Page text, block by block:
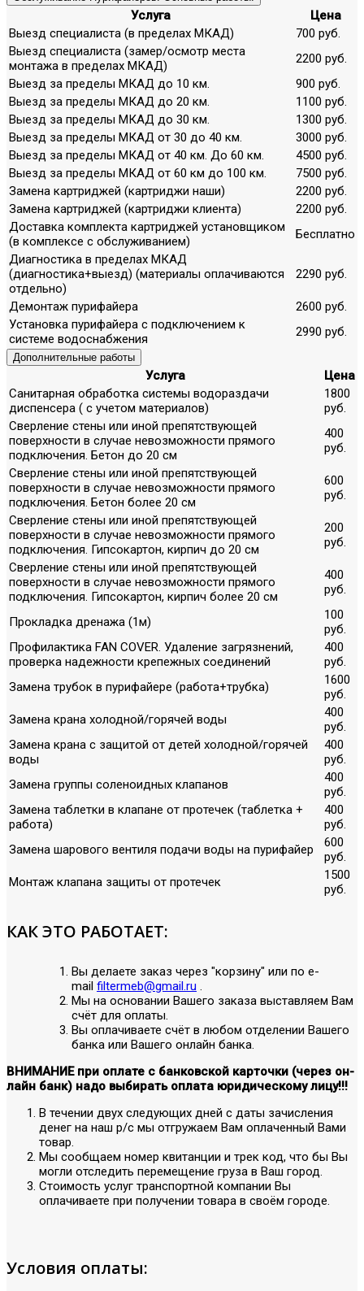
Услуга
Цена
Выезд специалиста (в пределах МКАД)
700 руб.
Выезд специалиста (замер/осмотр места
монтажа в пределах МКАД)
2200 руб.
Выезд за пределы МКАД до 10 км.
900 руб.
Выезд за пределы МКАД до 20 км.
1100 руб.
Выезд за пределы МКАД до 30 км.
1300 руб.
Выезд за пределы МКАД от 30 до 40 км.
3000 руб.
Выезд за пределы МКАД от 40 км. До 60 км.
4500 руб.
Выезд за пределы МКАД от 60 км до 100 км.
7500 руб.
Замена картриджей (картриджи наши)
2200 руб.
Замена картриджей (картриджи клиента)
2200 руб.
Доставка комплекта картриджей установщиком
(в комплексе с обслуживанием)
Бесплатно
Диагностика в пределах МКАД
(диагностика+выезд) (материалы оплачиваются
отдельно)
2290 руб.
Демонтаж пурифайера
2600 руб.
Установка пурифайера с подключением к
системе водоснабжения
2990 руб.
Дополнительные работы
Услуга
Цена
Санитарная обработка системы водораздачи
диспенсера ( с учетом материалов)
1800
руб.
Сверление стены или иной препятствующей
поверхности в случае невозможности прямого
подключения. Бетон до 20 см
400
руб.
Сверление стены или иной препятствующей
поверхности в случае невозможности прямого
подключения. Бетон более 20 см
600
руб.
Сверление стены или иной препятствующей
поверхности в случае невозможности прямого
подключения. Гипсокартон, кирпич до 20 см
200
руб.
Сверление стены или иной препятствующей
поверхности в случае невозможности прямого
подключения. Гипсокартон, кирпич более 20 см
400
руб.
Прокладка дренажа (1м)
100
руб.
Профилактика FAN COVER. Удаление загрязнений,
проверка надежности крепежных соединений
400
руб.
Замена трубок в пурифайере (работа+трубка)
1600
руб.
Замена крана холодной/горячей воды
400
руб.
Замена крана с защитой от детей холодной/горячей
воды
400
руб.
Замена группы соленоидных клапанов
400
руб.
Замена таблетки в клапане от протечек (таблетка +
работа)
400
руб.
Замена шарового вентиля подачи воды на пурифайер
600
руб.
Монтаж клапана защиты от протечек
1500
руб.
КАК ЭТО РАБОТАЕТ:
Вы делаете заказ через "корзину" или по е-
mail filtermeb@gmail.ru .
Мы на основании Вашего заказа выставляем Вам
счёт для оплаты.
Вы оплачиваете счёт в любом отделении Вашего
банка или Вашего онлайн банка.
ВНИМАНИЕ при оплате с банковской карточки (через он-
лайн банк) надо выбирать оплата юридическому лицу!!!
В течении двух следующих дней с даты зачисления
денег на наш р/с мы отгружаем Вам оплаченный Вами
товар.
Мы сообщаем номер квитанции и трек код, что бы Вы
могли отследить перемещение груза в Ваш город.
Стоимость услуг транспортной компании Вы
оплачиваете при получении товара в своём городе.
Условия оплаты: